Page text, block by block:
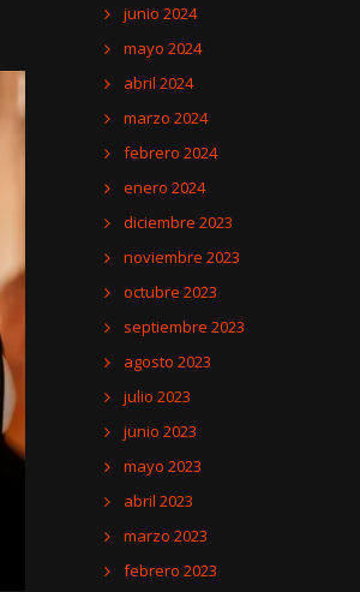
junio 2024
mayo 2024
abril 2024
marzo 2024
febrero 2024
enero 2024
diciembre 2023
noviembre 2023
octubre 2023
septiembre 2023
agosto 2023
julio 2023
junio 2023
mayo 2023
abril 2023
marzo 2023
febrero 2023